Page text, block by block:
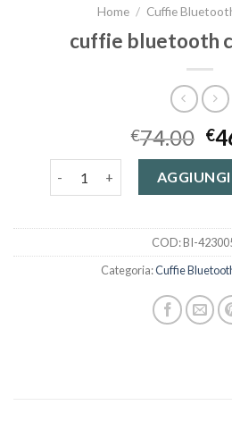
Home / Cuffie
cuffie bluetooth
€74.00 €
COD:BI-
Categoria:Cuffie